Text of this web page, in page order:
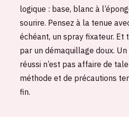
logique : base, blanc à
sourire. Pensez à la tenue
échéant, un spray fixateur. Et
par un démaquillage doux.
réussi n’est pas affaire de
méthode et de précautions
fin.